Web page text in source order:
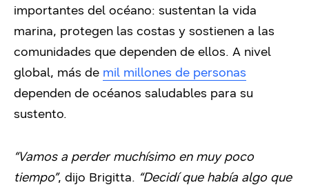
importantes del océano: sustentan la vida
marina, protegen las costas y sostienen a las
comunidades que dependen de ellos. A nivel
global, más de mil millones de personas
dependen de océanos saludables para su
sustento.
“Vamos a perder muchísimo en muy poco
tiempo”, dijo Brigitta. “Decidí que había algo que